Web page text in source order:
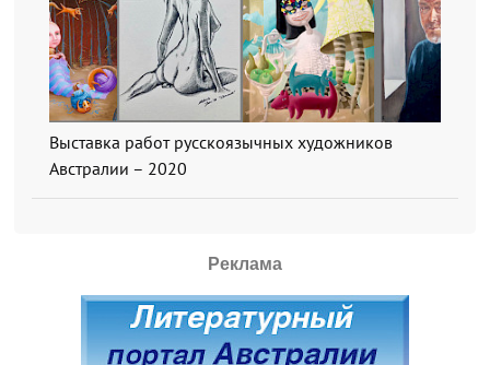
Выставка работ русскоязычных художников
Австралии – 2020
Реклама